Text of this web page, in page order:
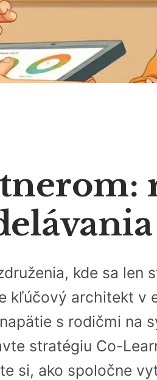
kde sa len
kľúčový architekt v
s rodičmi na
stratégiu Co-
si, ako spoločne